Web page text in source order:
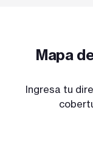
Mapa
Ingresa tu